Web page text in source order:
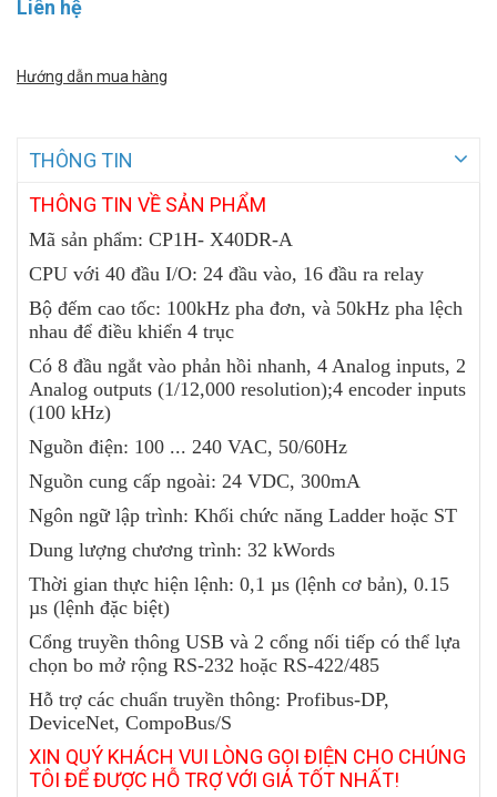
Liên hệ
Hướng dẫn mua hàng
THÔNG TIN
THÔNG TIN VỀ SẢN PHẨM
Mã sản phẩm: CP1H- X40DR-A
CPU với 40 đầu I/O: 24 đầu vào, 16 đầu ra relay
Bộ đếm cao tốc: 100kHz pha đơn, và 50kHz pha lệch
nhau để điều khiển 4 trục
Có 8 đầu ngắt vào phản hồi nhanh, 4 Analog inputs, 2
Analog outputs (1/12,000 resolution);4 encoder inputs
(100 kHz)
Nguồn điện: 100 ... 240 VAC, 50/60Hz
Nguồn cung cấp ngoài: 24 VDC, 300mA
Ngôn ngữ lập trình: Khối chức năng Ladder hoặc ST
Dung lượng chương trình: 32 kWords
Thời gian thực hiện lệnh: 0,1 µs (lệnh cơ bản), 0.15
µs (lệnh đặc biệt)
Cổng truyền thông USB và 2 cổng nối tiếp có thể lựa
chọn bo mở rộng RS-232 hoặc RS-422/485
Hỗ trợ các chuẩn truyền thông: Profibus-DP,
DeviceNet, CompoBus/S
XIN QUÝ KHÁCH VUI LÒNG GỌI ĐIỆN CHO CHÚNG
TÔI ĐỂ ĐƯỢC HỖ TRỢ VỚI GIÁ TỐT NHẤT!